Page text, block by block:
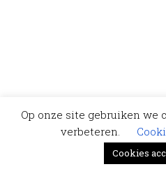
Op onze site gebruiken we
verbeteren.
Cookies